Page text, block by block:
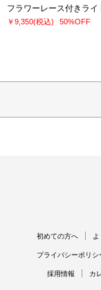
フラワーレース付きライ
￥9,350(税込) 50%OFF
初めての方へ
プライバシーポリシ
採用情報 カ